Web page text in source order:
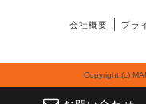
会社概要 プラ
Copyright (c)